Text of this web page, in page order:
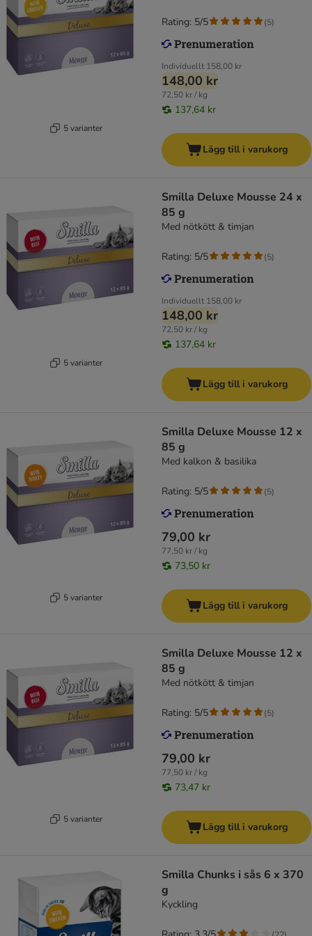
5 varianter
Individuellt 158,00 kr
148,00 kr
72,50 kr / kg
137,64 kr
Rating: 5/5 (5)
Lägg till i varukorg
5 varianter
Smilla Deluxe Mousse 24 x
85 g
Med nötkött & timjan
Individuellt 158,00 kr
148,00 kr
72,50 kr / kg
137,64 kr
Rating: 5/5 (5)
Lägg till i varukorg
5 varianter
Smilla Deluxe Mousse 12 x
85 g
Med kalkon & basilika
79,00 kr
77,50 kr / kg
73,50 kr
Rating: 5/5 (5)
Lägg till i varukorg
5 varianter
Smilla Deluxe Mousse 12 x
85 g
Med nötkött & timjan
79,00 kr
77,50 kr / kg
73,47 kr
Rating: 5/5 (5)
Lägg till i varukorg
Smilla Chunks i sås 6 x 370
g
Kyckling